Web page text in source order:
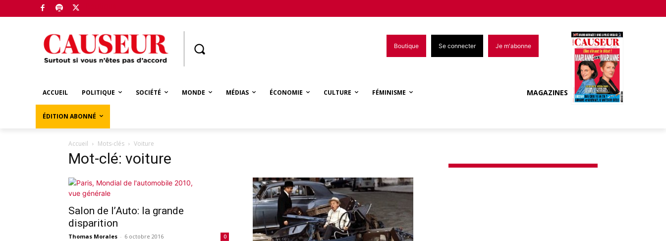
Boutique Se connecter Je m'abonne
ACCUEIL POLITIQUE SOCIÉTÉ MONDE MÉDIAS ÉCONOMIE CULTURE FÉMINISME
ÉDITION ABONNÉ
MAGAZINES
Accueil Mots-clés Voiture
Mot-clé: voiture
Salon de l’Auto: la grande
disparition
Thomas Morales - 6 octobre 2016 0